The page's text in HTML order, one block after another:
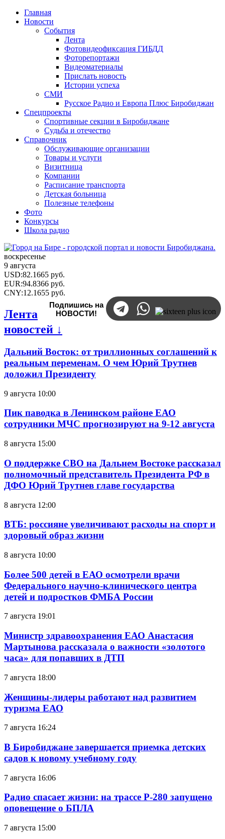
Главная
Новости
События
Лента
Фотовидеофиксация ГИБДД
Фоторепортажи
Видеоматериалы
Прислать новость
Истории успеха
СМИ
Русское Радио и Европа Плюс Биробиджан
Спецпроекты
Спортивные секции в Биробиджане
Судьба и отечество
Справочник
Обслуживающие организации
Товары и услуги
Визитница
Компании
Расписание транспорта
Детская больница
Полезные телефоны
Фото
Конкурсы
Школа радио
воскресенье
9 августа
USD:82.1665 руб.
EUR:94.8366 руб.
CNY:12.1655 руб.
Подпишись на
НОВОСТИ!
Лента
новостей ↓
Дальний Восток: от триллионных соглашений к
реальным переменам. О чем Юрий Трутнев
доложил Президенту
9 августа 10:00
Пик паводка в Ленинском районе ЕАО
сотрудники МЧС прогнозируют на 9-12 августа
8 августа 15:00
О поддержке СВО на Дальнем Востоке рассказал
полномочный представитель Президента РФ в
ДФО Юрий Трутнев главе государства
8 августа 12:00
ВТБ: россияне увеличивают расходы на спорт и
здоровый образ жизни
8 августа 10:00
Более 500 детей в ЕАО осмотрели врачи
Федерального научно-клинического центра
детей и подростков ФМБА России
7 августа 19:01
Министр здравоохранения ЕАО Анастасия
Мартынова рассказала о важности «золотого
часа» для попавших в ДТП
7 августа 18:00
Женщины-лидеры работают над развитием
туризма ЕАО
7 августа 16:24
В Биробиджане завершается приемка детских
садов к новому учебному году
7 августа 16:06
Радио спасает жизни: на трассе Р-280 запущено
оповещение о БПЛА
7 августа 15:00